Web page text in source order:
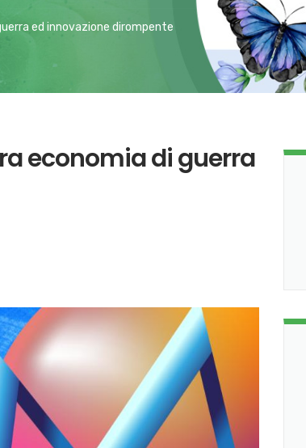
ed innovazione dirompente
economia di guerra